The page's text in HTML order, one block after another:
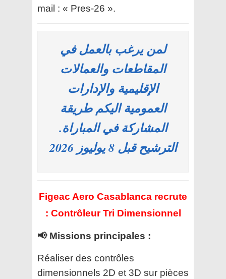
mail : « Pres-26 ».
لمن يرغب بالعمل في
المقاطعات والعمالات
الإقليمية والإدارات
العمومية اليكم طريقة
المشاركة في المباراة.
الترشيح قبل 8 يوليوز 2026
Figeac Aero Casablanca recrute
: Contrôleur Tri Dimensionnel
📢 Missions principales :
Réaliser des contrôles
dimensionnels 2D et 3D sur pièces